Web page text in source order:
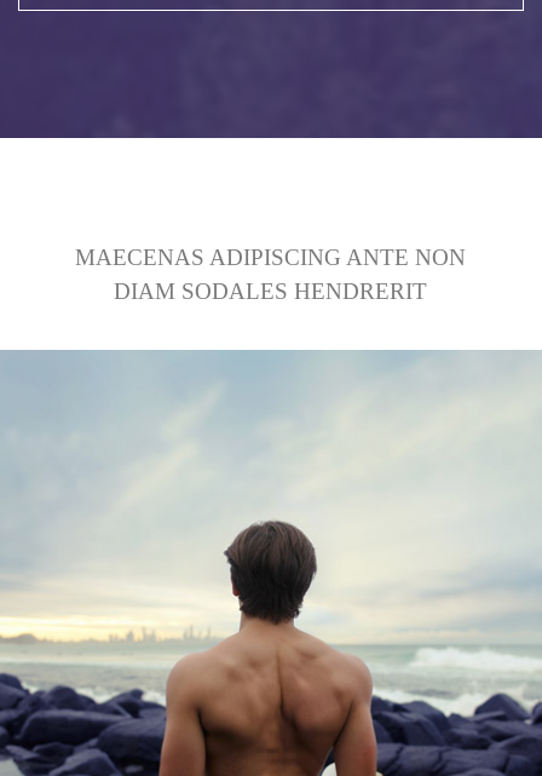
MAECENAS ADIPISCING ANTE NON
DIAM SODALES HENDRERIT